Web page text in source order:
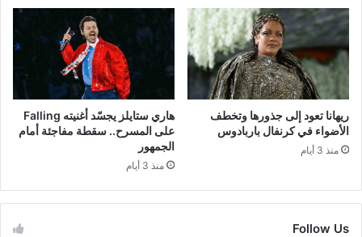
ريهانا تعود إلى جذورها وتخطف
الأضواء في كرنفال باربادوس
منذ 3 أيام
هاري ستايلز يجسّد أغنيته Falling
على المسرح.. سقطة مفاجئة أمام
الجمهور
منذ 3 أيام
Follow Us